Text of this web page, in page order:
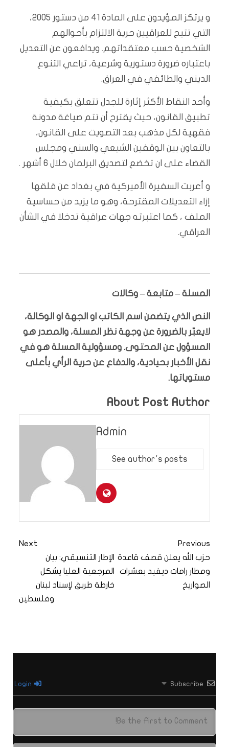
و يرتكز المؤيدون على المادة 41 من دستور 2005،
التي تتيح للعراقيين حرية الالتزام بأحوالهم
الشخصية حسب معتقداتهم. ويدافعون عن التعديل
باعتباره ضرورة دستورية وشرعية، تراعي التنوع
الديني والطائفي في العراق.
وأحد النقاط الأكثر إثارة للجدل تتعلق بكيفية
تطبيق القانون، حيث يقترح أن تتم صياغة مدونة
فقهية لكل مذهب بعد التصويت على القانون،
بالتعاون بين الوقفين الشيعي والسني ومجلس
القضاء على ان تخضع لتصديق البرلمان خلال 6 أشهر .
و أعربت السفيرة الأميركية في بغداد عن قلقها
إزاء التعديلات المقترحة، وهو ما يزيد من حساسية
الملف ، كما اعتبرته جهات عراقية تدخلا في الشأن
العراقي.
المسلة – متابعة – وكالات
النص الذي يتضمن اسم الكاتب او الجهة او الوكالة،
لايعبّر بالضرورة عن وجهة نظر المسلة، والمصدر هو
المسؤول عن المحتوى. ومسؤولية المسلة هو في
نقل الأخبار بحيادية، والدفاع عن حرية الرأي بأعلى
مستوياتها.
About Post Author
Admin
See author's posts
Previous
حزب الله يعلن قصف قاعدة
ومطار رامات ديفيد بعشرات
الصواريخ
Next
الإطار التنسيقي: بيان
المرجعية العليا يشكل
خارطة طريق لإسناد لبنان
وفلسطين
Subscribe